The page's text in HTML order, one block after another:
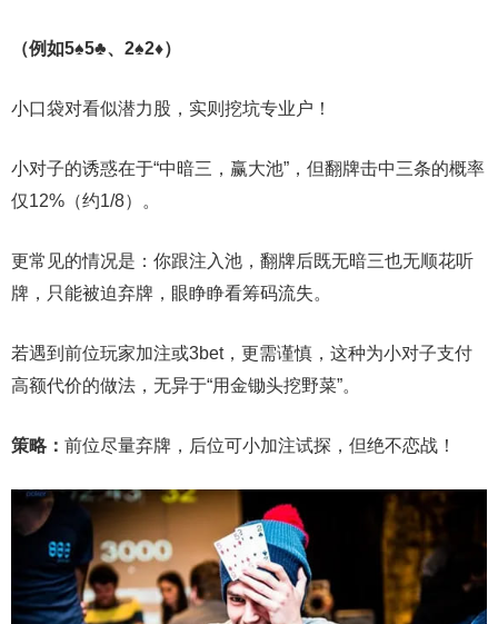
（例如5♠5♣、2♠2♦）
小口袋对看似潜力股，实则挖坑专业户！
小对子的诱惑在于“中暗三，赢大池”，但翻牌击中三条的概率
仅12%（约1/8）。
更常见的情况是：你跟注入池，翻牌后既无暗三也无顺花听
牌，只能被迫弃牌，眼睁睁看筹码流失。
若遇到前位玩家加注或3bet，更需谨慎，这种为小对子支付
高额代价的做法，无异于“用金锄头挖野菜”。
策略： 前位尽量弃牌，后位可小加注试探，但绝不恋战！